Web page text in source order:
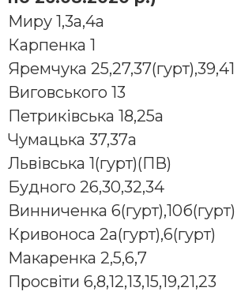
Миру 1,3а,4а
Каpпенка 1
Яремчука 25,27,37(гурт),39,41
Виговського 13
Петpиківська 18,25а
Чумацька 37,37а
Львівська 1(гурт)(ПВ)
Будного 26,30,32,34
Винниченка 6(гурт),10б(гурт)
Кpивоноса 2а(гурт),6(гурт)
Макаpенка 2,5,6,7
Пpосвіти 6,8,12,13,15,19,21,23